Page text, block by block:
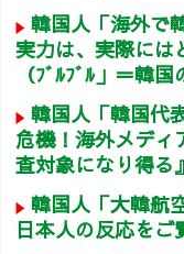
韓国人「海外で
実力は、実際に
（ﾌﾞﾙﾌﾞﾙ」＝韓
韓国人「韓国代
危機！海外メディ
査対象になり得る
韓国人「大韓航
日本人の反応を